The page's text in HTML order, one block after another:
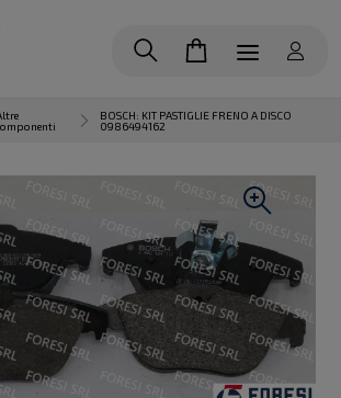
BOSCH: KIT PASTIGLIE FRENO A DISCO
0986494162